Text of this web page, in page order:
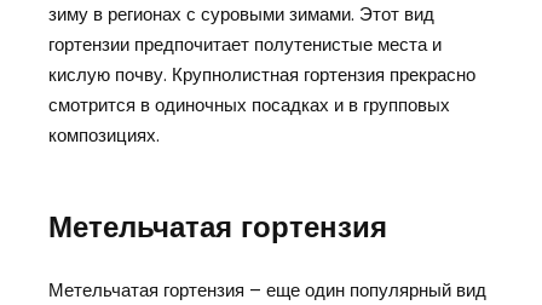
зиму в регионах с суровыми зимами. Этот вид
гортензии предпочитает полутенистые места и
кислую почву. Крупнолистная гортензия прекрасно
смотрится в одиночных посадках и в групповых
композициях.
Метельчатая гортензия
Метельчатая гортензия – еще один популярный вид